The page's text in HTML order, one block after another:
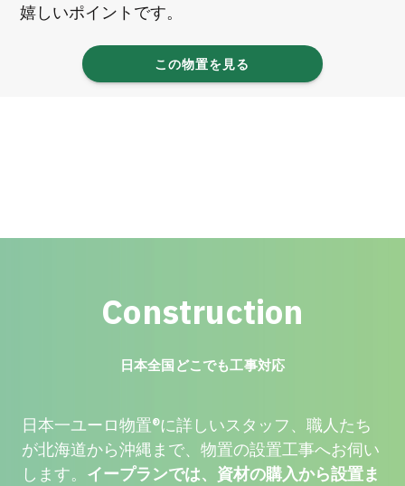
嬉しいポイントです。
この物置を見る
Construction
日本全国どこでも工事対応
日本一ユーロ物置®に詳しいスタッフ、職人たち
が北海道から沖縄まで、物置の設置工事へお伺い
します。 イープランでは、資材の購入から設置ま